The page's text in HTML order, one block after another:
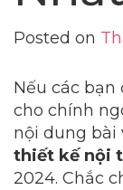
Posted on
Nếu các
cho chính
nội dung bài
thiết kế nội
2024. Chắc